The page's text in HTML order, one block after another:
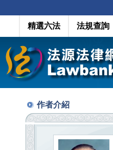
精選六法 法規查詢
作者介紹